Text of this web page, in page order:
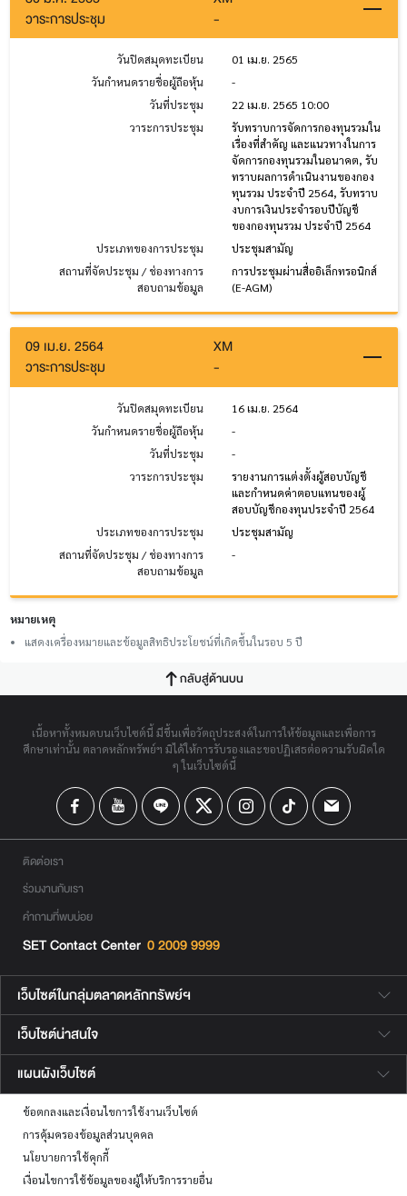
วาระการประชุม
-
วันปิดสมุดทะเบียน
01 เม.ย. 2565
วันกำหนดรายชื่อผู้ถือหุ้น
-
วันที่ประชุม
22 เม.ย. 2565 10:00
วาระการประชุม
รับทราบการจัดการกองทุนรวมใน
เรื่องที่สำคัญ และแนวทางในการ
จัดการกองทุนรวมในอนาคต, รับ
ทราบผลการดำเนินงานของกอง
ทุนรวม ประจำปี 2564, รับทราบ
งบการเงินประจำรอบปีบัญชี
ของกองทุนรวม ประจำปี 2564
ประเภทของการประชุม
ประชุมสามัญ
สถานที่จัดประชุม / ช่องทางการ
สอบถามข้อมูล
การประชุมผ่านสื่ออิเล็กทรอนิกส์
(E-AGM)
09 เม.ย. 2564
XM
วาระการประชุม
-
วันปิดสมุดทะเบียน
16 เม.ย. 2564
วันกำหนดรายชื่อผู้ถือหุ้น
-
วันที่ประชุม
-
วาระการประชุม
รายงานการแต่งตั้งผู้สอบบัญชี
และกำหนดค่าตอบแทนของผู้
สอบบัญชีกองทุนประจำปี 2564
ประเภทของการประชุม
ประชุมสามัญ
สถานที่จัดประชุม / ช่องทางการ
สอบถามข้อมูล
-
หมายเหตุ
แสดงเครื่องหมายและข้อมูลสิทธิประโยชน์ที่เกิดขึ้นในรอบ 5 ปี
กลับสู่ด้านบน
เนื้อหาทั้งหมดบนเว็บไซต์นี้ มีขึ้นเพื่อวัตถุประสงค์ในการให้ข้อมูลและเพื่อการ
ศึกษาเท่านั้น ตลาดหลักทรัพย์ฯ มิได้ให้การรับรองและขอปฏิเสธต่อความรับผิดใด
ๆ ในเว็บไซต์นี้
ติดต่อเรา
ร่วมงานกับเรา
คำถามที่พบบ่อย
SET Contact Center 0 2009 9999
เว็บไซต์ในกลุ่มตลาดหลักทรัพย์ฯ
เว็บไซต์น่าสนใจ
แผนผังเว็บไซต์
ข้อตกลงและเงื่อนไขการใช้งานเว็บไซต์
การคุ้มครองข้อมูลส่วนบุคคล
นโยบายการใช้คุกกี้
เงื่อนไขการใช้ข้อมูลของผู้ให้บริการรายอื่น